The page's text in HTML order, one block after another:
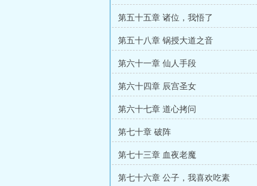
第五十五章 诸位，我悟了
第五十八章 锅授大道之音
第六十一章 仙人手段
第六十四章 辰宫圣女
第六十七章 道心拷问
第七十章 破阵
第七十三章 血夜老魔
第七十六章 公子，我喜欢吃素